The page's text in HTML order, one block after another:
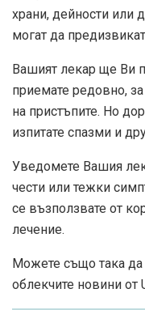
храни, дейности или
могат да
Вашият лекар ще Ви
приемате редовно,
на пристъпите. Но
изпитате спазми и
Уведомете Вашия
чести или тежки
се възползвате от
лечение.
Можете също така да
облекчите новини от